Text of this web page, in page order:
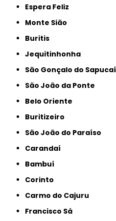
Espera Feliz
Monte Sião
Buritis
Jequitinhonha
São Gonçalo do Sapucaí
São João da Ponte
Belo Oriente
Buritizeiro
São João do Paraíso
Carandaí
Bambuí
Corinto
Carmo do Cajuru
Francisco Sá